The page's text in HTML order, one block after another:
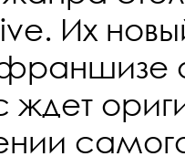
Их
ждет